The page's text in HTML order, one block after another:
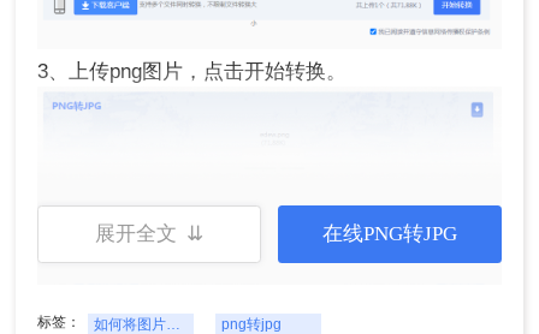
3、上传png图片，点击开始转换。
展开全文 ⇊ 在线PNG转JPG
标签： 如何将图片的png格式转化为jpg png转jpg